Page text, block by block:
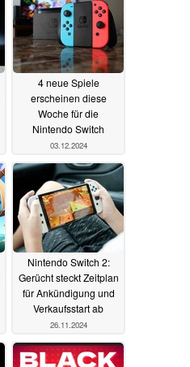
4 neue Spiele
erscheinen diese
Woche für die
Nintendo Switch
03.12.2024
Nintendo Switch 2:
Gerücht steckt Zeitplan
für Ankündigung und
Verkaufsstart ab
26.11.2024